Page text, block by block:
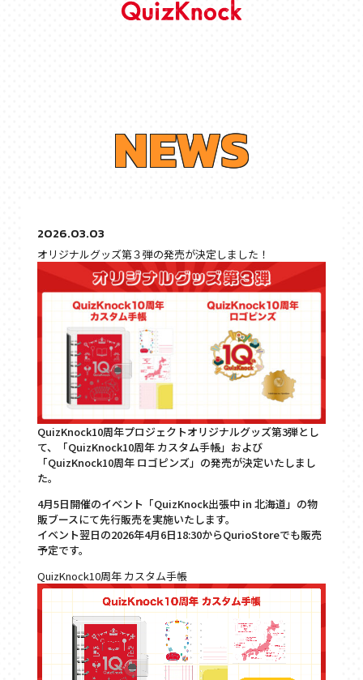
NEWS
2026.03.03
オリジナルグッズ第３弾の発売が決定しました！
QuizKnock10周年プロジェクトオリジナルグッズ第3弾とし
て、「QuizKnock10周年 カスタム手帳」および
「QuizKnock10周年 ロゴピンズ」の発売が決定いたしまし
た。
4月5日開催のイベント「QuizKnock出張中 in 北海道」の物
販ブースにて先行販売を実施いたします。
イベント翌日の2026年4月6日18:30からQurioStoreでも販売
予定です。
QuizKnock10周年 カスタム手帳